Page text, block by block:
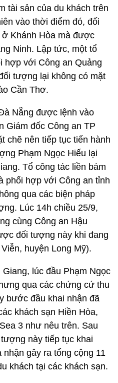
tài sản của du khách trên
vào thời điểm đó, đối
Khánh Hòa mà được
Ninh. Lập tức, một tổ
hợp với Công an Quảng
tượng lại không có mặt
Cần Thơ.
Nẵng được lệnh vào
Giám đốc Công an TP
chẽ nên tiếp tục tiến hành
Phạm Ngọc Hiếu lại
Tổ công tác liền bám
phối hợp với Công an tỉnh
qua các biện pháp
Lúc 14h chiều 25/9,
cùng Công an Hậu
đối tượng này khi đang
huyện Long Mỹ).
lúc đầu Phạm Ngọc
qua các chứng cứ thu
bước đầu khai nhận đã
khách sạn Hiền Hòa,
3 như nêu trên. Sau
này tiếp tục khai
gây ra tổng cộng 11
khách tại các khách sạn.